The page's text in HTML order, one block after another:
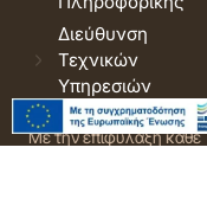
Διεύθυνση
Τεχνικών
Υπηρεσιών
© 2026 Δήμος Δράμας.
Με την επιφύλαξη κάθε